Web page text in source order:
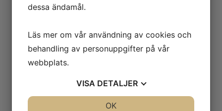
4 ställbara fötter
Svart RAL9005
Invändig finish
Svart RAL9005
Kylning och funktioner
dessa ändamål.
Läs mer om vår användning av cookies och
behandling av personuppgifter på vår
webbplats.
VISA DETALJER
OK